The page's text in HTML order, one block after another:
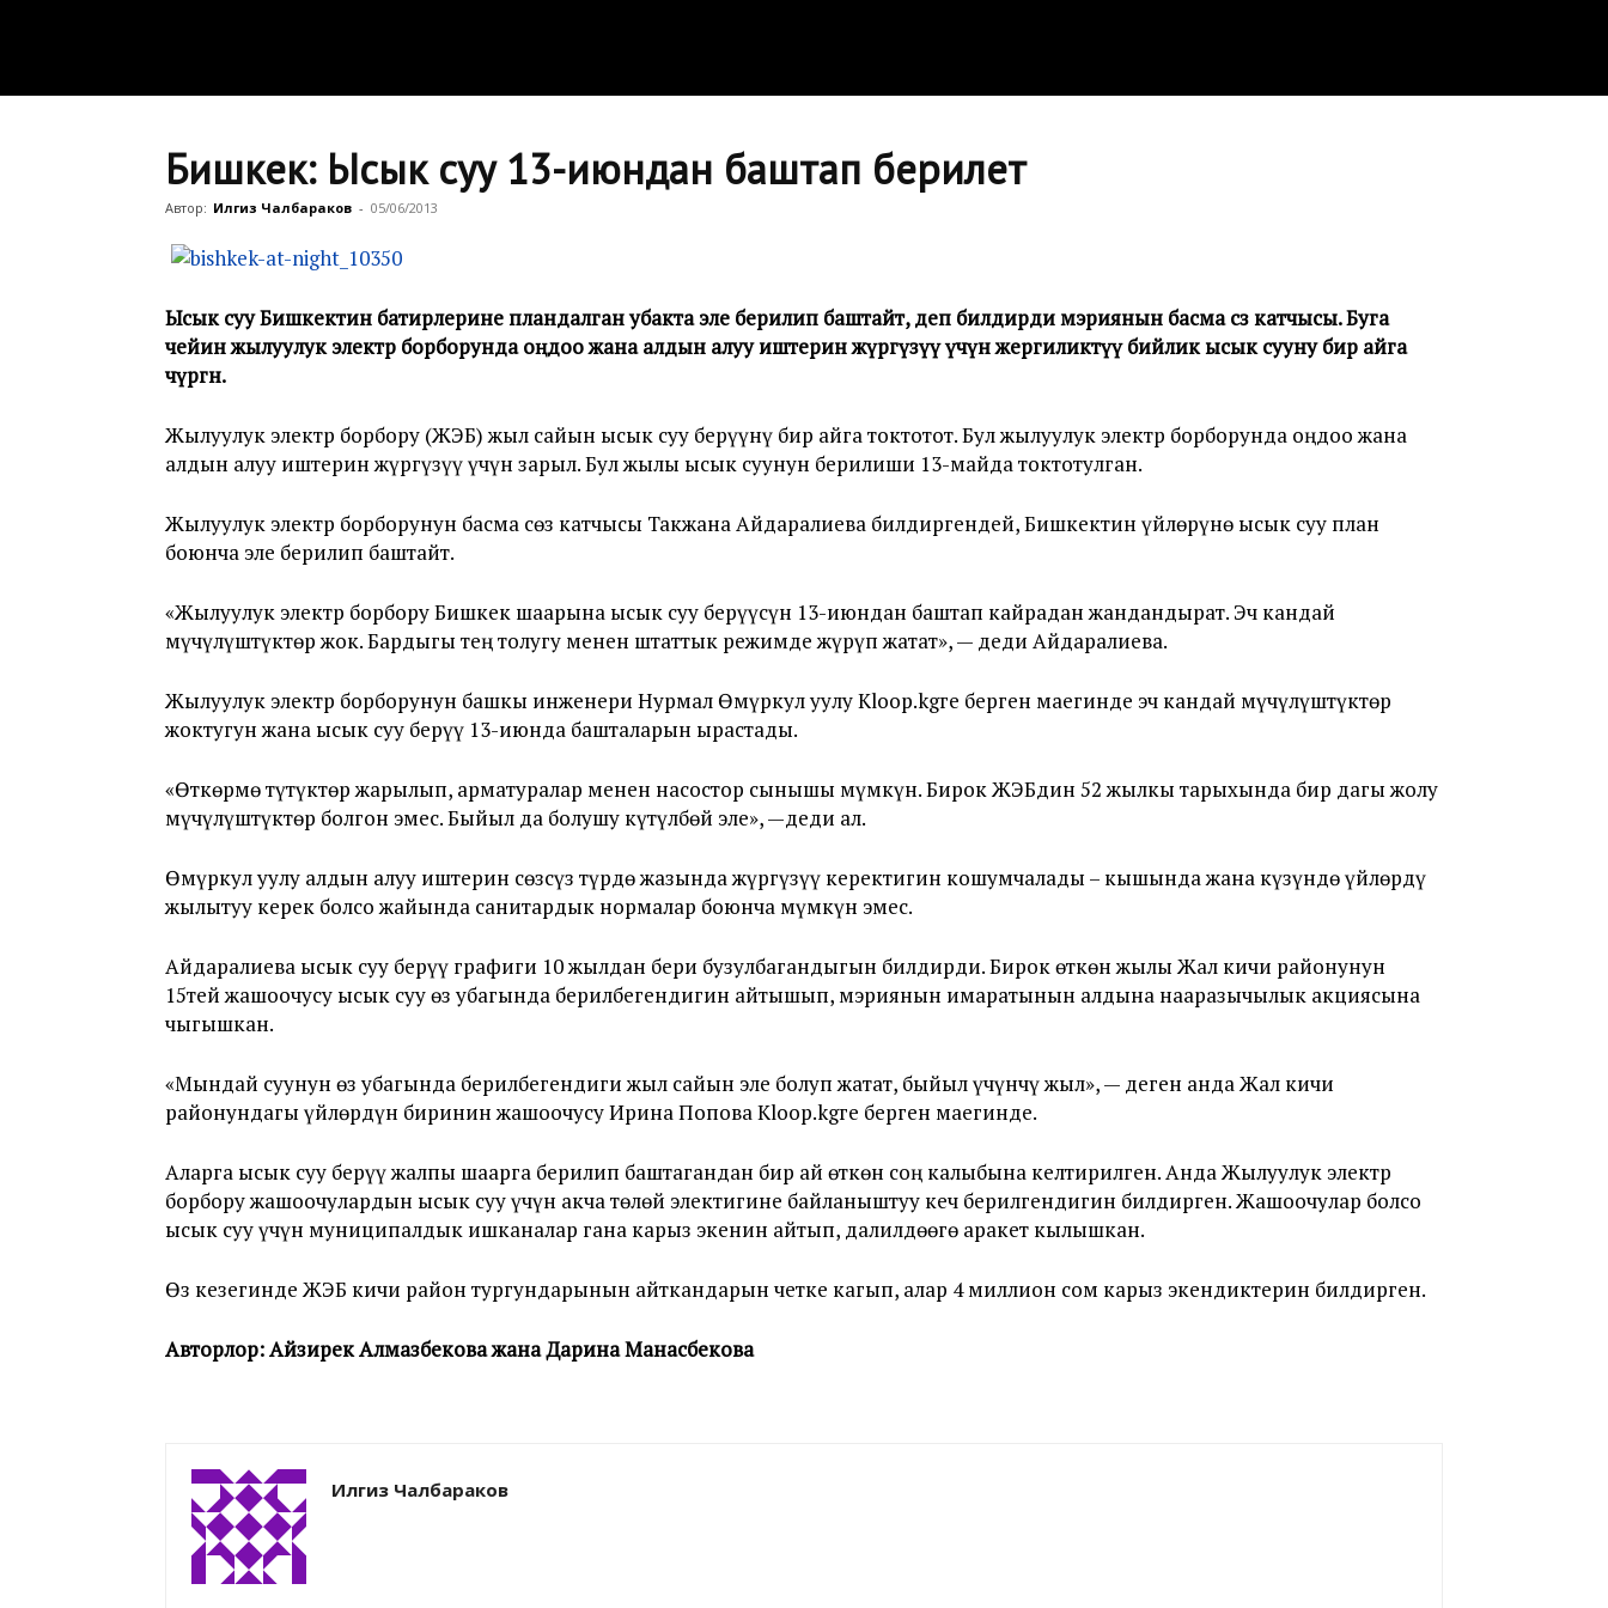
Бишкек: Ысык суу 13-июндан баштап берилет
Автор: Илгиз Чалбараков - 05/06/2013
Ысык суу Бишкектин батирлерине пландалган убакта эле берилип баштайт, деп билдирди мэриянын басма сөз катчысы. Буга
чейин жылуулук электр борборунда оңдоо жана алдын алуу иштерин жүргүзүү үчүн жергиликтүү бийлик ысык сууну бир айга
өчүргөн.
Жылуулук электр борбору (ЖЭБ) жыл сайын ысык суу берүүнү бир айга токтотот. Бул жылуулук электр борборунда оңдоо жана
алдын алуу иштерин жүргүзүү үчүн зарыл. Бул жылы ысык суунун берилиши 13-майда токтотулган.
Жылуулук электр борборунун басма сөз катчысы Такжана Айдаралиева билдиргендей, Бишкектин үйлөрүнө ысык суу план
боюнча эле берилип баштайт.
«Жылуулук электр борбору Бишкек шаарына ысык суу берүүсүн 13-июндан баштап кайрадан жандандырат. Эч кандай
мүчүлүштүктөр жок. Бардыгы тең толугу менен штаттык режимде жүрүп жатат», — деди Айдаралиева.
Жылуулук электр борборунун башкы инженери Нурмал Өмүркул уулу Kloop.kgге берген маегинде эч кандай мүчүлүштүктөр
жоктугун жана ысык суу берүү 13-июнда башталарын ырастады.
«Өткөрмө түтүктөр жарылып, арматуралар менен насостор сынышы мүмкүн. Бирок ЖЭБдин 52 жылкы тарыхында бир дагы жолу
мүчүлүштүктөр болгон эмес. Быйыл да болушу күтүлбөй эле», —деди ал.
Өмүркул уулу алдын алуу иштерин сөзсүз түрдө жазында жүргүзүү керектигин кошумчалады – кышында жана күзүндө үйлөрдү
жылытуу керек болсо жайында санитардык нормалар боюнча мүмкүн эмес.
Айдаралиева ысык суу берүү графиги 10 жылдан бери бузулбагандыгын билдирди. Бирок өткөн жылы Жал кичи районунун
15тей жашоочусу ысык суу өз убагында берилбегендигин айтышып, мэриянын имаратынын алдына нааразычылык акциясына
чыгышкан.
«Мындай суунун өз убагында берилбегендиги жыл сайын эле болуп жатат, быйыл үчүнчү жыл», — деген анда Жал кичи
районундагы үйлөрдүн биринин жашоочусу Ирина Попова Kloop.kgге берген маегинде.
Аларга ысык суу берүү жалпы шаарга берилип баштагандан бир ай өткөн соң калыбына келтирилген. Анда Жылуулук электр
борбору жашоочулардын ысык суу үчүн акча төлөй электигине байланыштуу кеч берилгендигин билдирген. Жашоочулар болсо
ысык суу үчүн муниципалдык ишканалар гана карыз экенин айтып, далилдөөгө аракет кылышкан.
Өз кезегинде ЖЭБ кичи район тургундарынын айткандарын четке кагып, алар 4 миллион сом карыз экендиктерин билдирген.
Авторлор: Айзирек Алмазбекова жана Дарина Манасбекова
Илгиз Чалбараков